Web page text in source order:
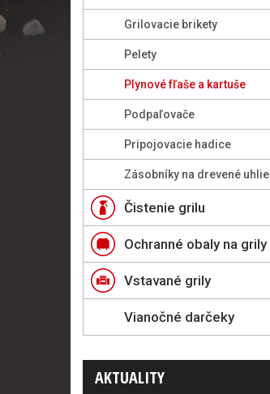
Grilovacie brikety
Pelety
Plynové fľaše a kartuše
Podpaľovače
Pripojovacie hadice
Zásobníky na drevené uhlie
Čistenie grilu
Ochranné obaly na grily
Vstavané grily
Vianočné darčeky
AKTUALITY